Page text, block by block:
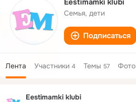
Eestimamki klubi
Семья, дети
Подписаться
Лента Участники 4 Темы 57 Фото
Eestimamki klubi